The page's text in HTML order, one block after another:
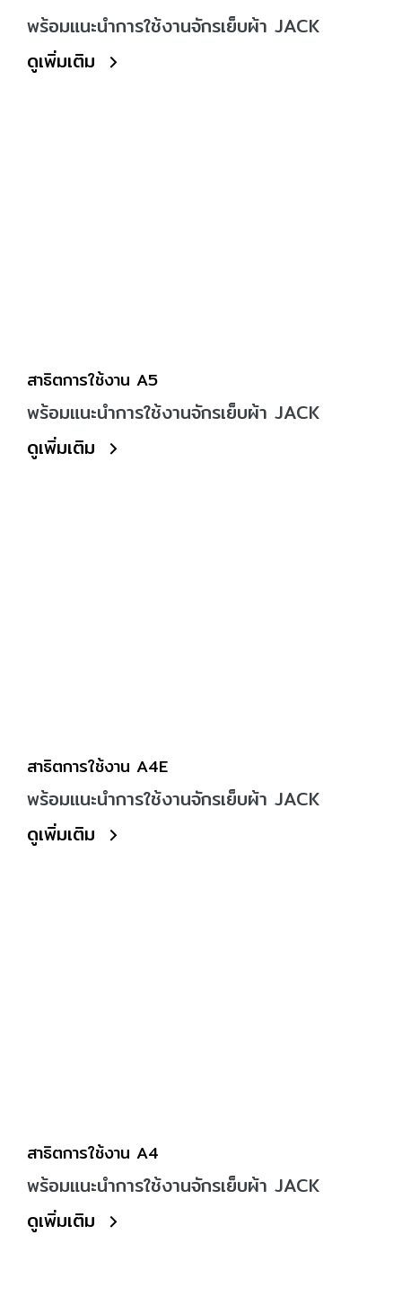
พร้อมแนะนำการใช้งานจักรเย็บผ้า JACK
ดูเพิ่มเติม
สาธิตการใช้งาน A5
พร้อมแนะนำการใช้งานจักรเย็บผ้า JACK
ดูเพิ่มเติม
สาธิตการใช้งาน A4E
พร้อมแนะนำการใช้งานจักรเย็บผ้า JACK
ดูเพิ่มเติม
สาธิตการใช้งาน A4
พร้อมแนะนำการใช้งานจักรเย็บผ้า JACK
ดูเพิ่มเติม